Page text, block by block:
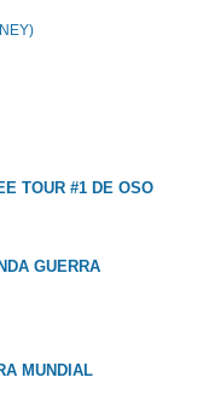
TOUR #1 DE OSO
GUERRA
MUNDIAL